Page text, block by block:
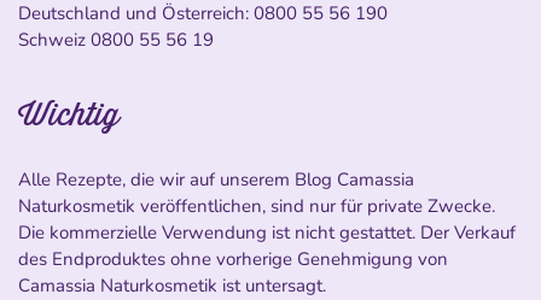
Deutschland und Österreich: 0800 55 56 190
Schweiz 0800 55 56 19
Wichtig
Alle Rezepte, die wir auf unserem Blog Camassia
Naturkosmetik veröffentlichen, sind nur für private Zwecke.
Die kommerzielle Verwendung ist nicht gestattet. Der Verkauf
des Endproduktes ohne vorherige Genehmigung von
Camassia Naturkosmetik ist untersagt.